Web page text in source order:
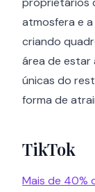
atmosfera e
criando
área de estar
únicas do
forma de
TikTok
Mais de 40%